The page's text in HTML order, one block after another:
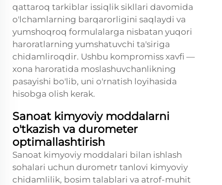
qattaroq tarkiblar issiqlik sikllari davomida
o'lchamlarning barqarorligini saqlaydi va
yumshoqroq formulalarga nisbatan yuqori
haroratlarning yumshatuvchi ta'siriga
chidamliroqdir. Ushbu kompromiss xavfi —
xona haroratida moslashuvchanlikning
pasayishi bo'lib, uni o'rnatish loyihasida
hisobga olish kerak.
Sanoat kimyoviy moddalarni
o'tkazish va durometer
optimallashtirish
Sanoat kimyoviy moddalari bilan ishlash
sohalari uchun durometr tanlovi kimyoviy
chidamlilik, bosim talablari va atrof-muhit